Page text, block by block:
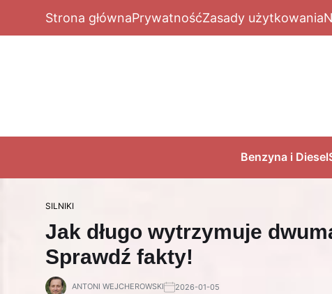
Strona głównaPrywatnośćZasady użytkowania
Benzyna i Diesel
SILNIKI
Jak długo wytrzymuje
Sprawdź fakty!
ANTONI WEJCHEROWSKI 2026-01-05